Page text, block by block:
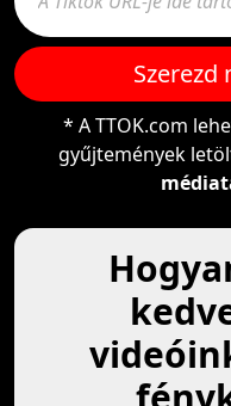
Szerezd
* A TTOK.com
gyűjtemények